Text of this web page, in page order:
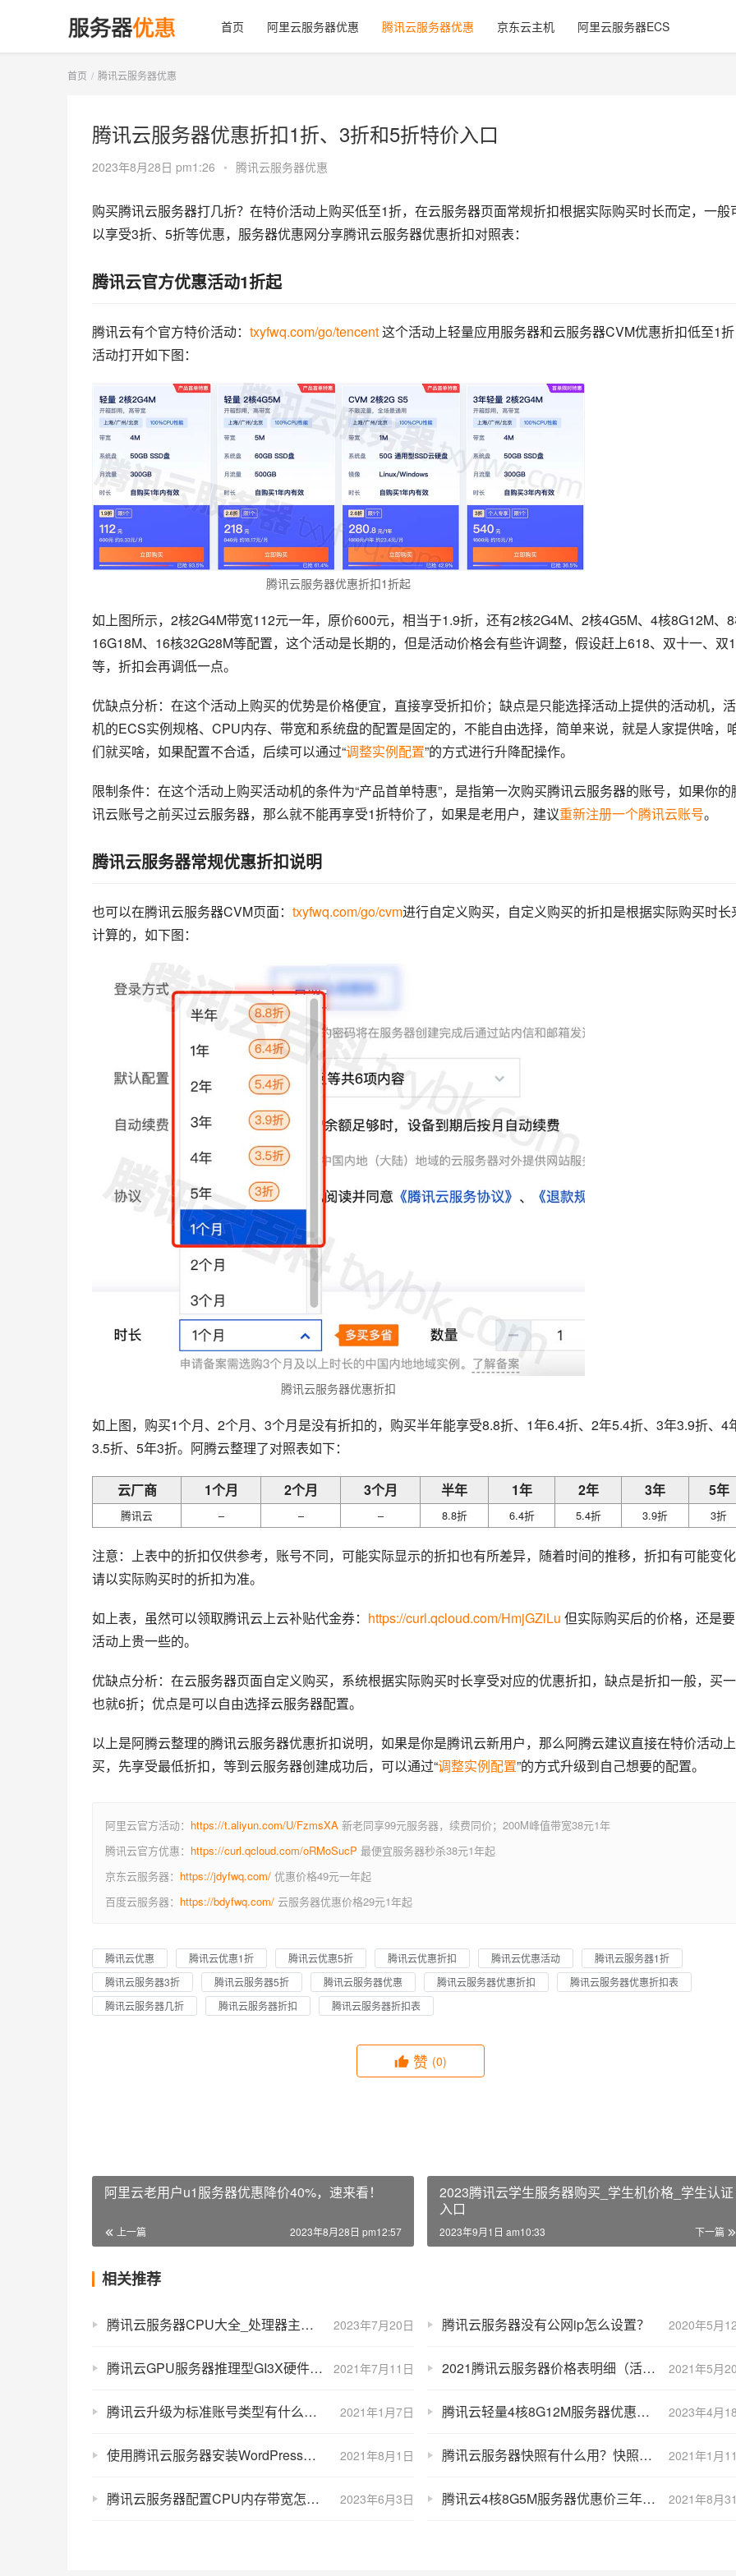
首页 阿里云服务器优惠 腾讯云服务器优惠 京东云主机 阿里云服务器ECS
首页 腾讯云服务器优惠
腾讯云服务器优惠折扣1折、3折和5折特价入口
2023年8月28日 pm1:26 • 腾讯云服务器优惠
购买腾讯云服务器打几折？在特价活动上购买低至1折，在云服务器页面常规折扣根据实际购买时长而定，一般
以享受3折、5折等优惠，服务器优惠网分享腾讯云服务器优惠折扣对照表：
腾讯云官方优惠活动1折起
腾讯云有个官方特价活动： txyfwq.com/go/tencent 这个活动上轻量应用服务器和云服务器CVM优惠折扣低至1折
活动打开如下图：
腾讯云服务器优惠折扣1折起
如上图所示，2核2G4M带宽112元一年，原价600元，相当于1.9折，还有2核2G4M、2核4G5M、4核8G12M、
16G18M、16核32G28M等配置，这个活动是长期的，但是活动价格会有些许调整，假设赶上618、双十一、双
等，折扣会再调低一点。
优缺点分析：在这个活动上购买的优势是价格便宜，直接享受折扣价；缺点是只能选择活动上提供的活动机，
机的ECS实例规格、CPU内存、带宽和系统盘的配置是固定的，不能自由选择，简单来说，就是人家提供啥，
们就买啥，如果配置不合适，后续可以通过“调整实例配置”的方式进行升降配操作。
限制条件：在这个活动上购买活动机的条件为“产品首单特惠”，是指第一次购买腾讯云服务器的账号，如果你的
讯云账号之前买过云服务器，那么就不能再享受1折特价了，如果是老用户，建议重新注册一个腾讯云账号。
腾讯云服务器常规优惠折扣说明
也可以在腾讯云服务器CVM页面： txyfwq.com/go/cvm进行自定义购买，自定义购买的折扣是根据实际购买时长
计算的，如下图：
腾讯云服务器优惠折扣
如上图，购买1个月、2个月、3个月是没有折扣的，购买半年能享受8.8折、1年6.4折、2年5.4折、3年3.9折、4
3.5折、5年3折。阿腾云整理了对照表如下：
云厂商 1个月 2个月 3个月 半年 1年 2年 3年 5年
腾讯云 – – – 8.8折 6.4折 5.4折 3.9折 3折
注意：上表中的折扣仅供参考，账号不同，可能实际显示的折扣也有所差异，随着时间的推移，折扣有可能变化
请以实际购买时的折扣为准。
如上表，虽然可以领取腾讯云上云补贴代金券： https://curl.qcloud.com/HmjGZiLu 但实际购买后的价格，还是
活动上贵一些的。
优缺点分析：在云服务器页面自定义购买，系统根据实际购买时长享受对应的优惠折扣，缺点是折扣一般，买
也就6折；优点是可以自由选择云服务器配置。
以上是阿腾云整理的腾讯云服务器优惠折扣说明，如果是你是腾讯云新用户，那么阿腾云建议直接在特价活动上
买，先享受最低折扣，等到云服务器创建成功后，可以通过“调整实例配置”的方式升级到自己想要的配置。
阿里云官方活动： https://t.aliyun.com/U/FzmsXA 新老同享99元服务器，续费同价；200M峰值带宽38元1年
腾讯云官方优惠： https://curl.qcloud.com/oRMoSucP 最便宜服务器秒杀38元1年起
京东云服务器： https://jdyfwq.com/ 优惠价格49元一年起
百度云服务器： https://bdyfwq.com/ 云服务器优惠价格29元1年起
腾讯云优惠 腾讯云优惠1折 腾讯云优惠5折 腾讯云优惠折扣 腾讯云优惠活动
腾讯云服务器1折
腾讯云服务器3折
腾讯云服务器5折 腾讯云服务器优惠 腾讯云服务器优惠折扣
腾讯云服务器优惠折扣表
腾讯云服务器几折
腾讯云服务器折扣 腾讯云服务器折扣表
赞 (0)
阿里云老用户u1服务器优惠降价40%，速来看！
上一篇 2023年8月28日 pm12:57
2023腾讯云学生服务器购买_学生机价格_学生认证
入口
下一篇
2023年9月1日 am10:33
相关推荐
2023年7月20日
腾讯云服务器CPU大全_处理器主频性能 2020年5月
腾讯云服务器没有公网ip怎么设置？
2021年7月11日
腾讯云GPU服务器推理型GI3X硬件性能规格及价格收费表 2021年5月
2021腾讯云服务器价格表明细（活动报价和官方定价）
2021年1月7日
腾讯云升级为标准账号类型有什么影响？ 2023年4月
腾讯云轻量4核8G12M服务器优惠价一年446元15个月518元
2021年8月1日
使用腾讯云服务器安装WordPress网站图文教程（2步搞定） 2021年1月
腾讯云服务器快照有什么用？快照如何收费？
2023年6月3日
腾讯云服务器配置CPU内存带宽怎么选择合适？ 2021年8月
腾讯云4核8G5M服务器优惠价三年1802元多规格可选